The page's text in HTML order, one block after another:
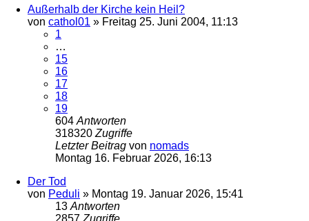
Außerhalb der Kirche kein Heil?
von cathol01 » Freitag 25. Juni 2004, 11:13
1
…
15
16
17
18
19
604 Antworten
318320 Zugriffe
Letzter Beitrag von nomads
Montag 16. Februar 2026, 16:13
Der Tod
von Peduli » Montag 19. Januar 2026, 15:41
13 Antworten
2857 Zugriffe